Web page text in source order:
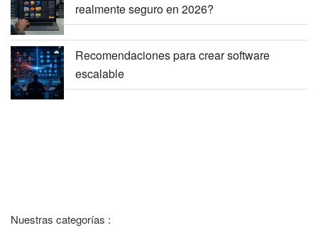
realmente seguro en 2026?
Recomendaciones para crear software
escalable
Nuestras categorías :